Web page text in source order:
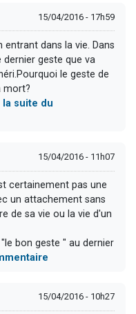
15/04/2016 - 17h59
dans la vie. Dans
geste que va
le geste de
mort?
la suite du
15/04/2016 - 11h07
certainement pas une
un attachement sans
de sa vie ou la vie d'un
bon geste " au dernier
15/04/2016 - 10h27